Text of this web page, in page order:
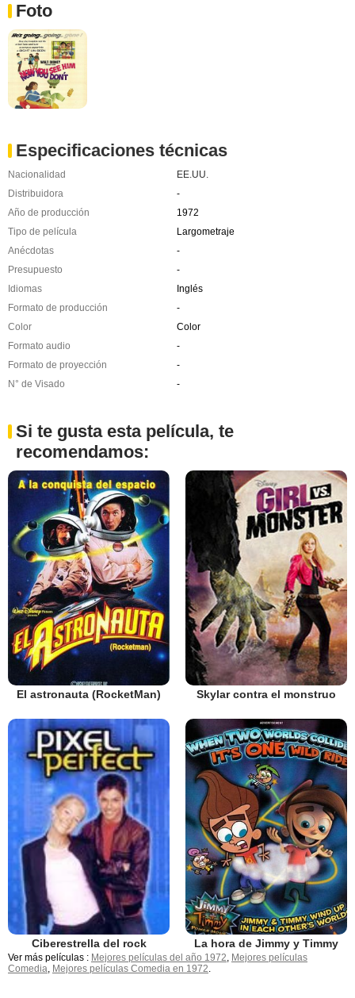
Foto
Especificaciones técnicas
Nacionalidad
EE.UU.
Distribuidora
-
Año de producción
1972
Tipo de película
Largometraje
Anécdotas
-
Presupuesto
-
Idiomas
Inglés
Formato de producción
-
Color
Color
Formato audio
-
Formato de proyección
-
N° de Visado
-
Si te gusta esta película, te
recomendamos:
El astronauta (RocketMan) Skylar contra el monstruo
Ciberestrella del rock La hora de Jimmy y Timmy
Ver más películas : Mejores películas del año 1972, Mejores películas
Comedia, Mejores películas Comedia en 1972.